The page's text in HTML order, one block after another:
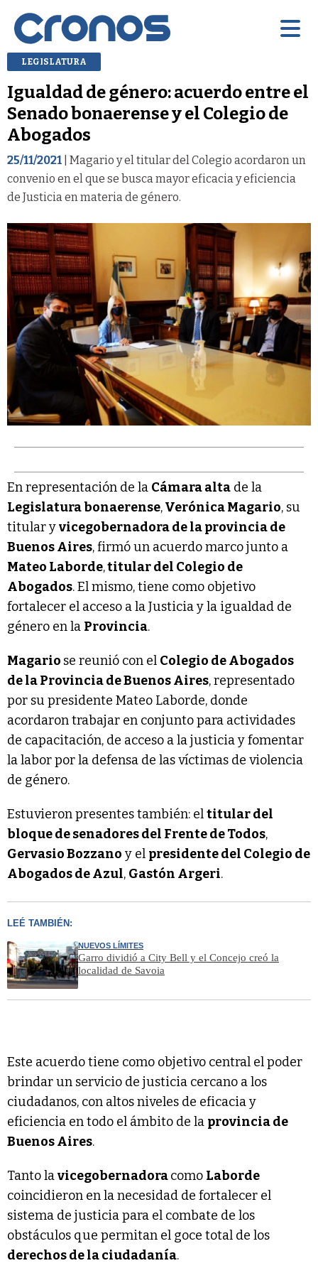
LEGISLATURA
Igualdad de género: acuerdo entre el
Senado bonaerense y el Colegio de
Abogados
25/11/2021 | Magario y el titular del Colegio acordaron un
convenio en el que se busca mayor eficacia y eficiencia
de Justicia en materia de género.
En representación de la Cámara alta de la
Legislatura bonaerense,Verónica Magario, su
titular yvicegobernadora de la provincia de
Buenos Aires, firmó un acuerdo marco junto a
Mateo Laborde,titular del Colegio de
Abogados. El mismo, tiene como objetivo
fortalecer el acceso a la Justicia y la igualdad de
género en la Provincia.
Magario se reunió con el Colegio de Abogados
de la Provincia de Buenos Aires, representado
por su presidente Mateo Laborde, donde
acordaron trabajar en conjunto para actividades
de capacitación, de acceso a la justicia y fomentar
la labor por la defensa de las víctimas de violencia
de género.
Estuvieron presentes también: eltitular del
bloque de senadores del Frente de Todos,
Gervasio Bozzano y el presidente del Colegio de
Abogados de Azul, Gastón Argeri.
LEÉ TAMBIÉN:
NUEVOS LÍMITES
Garro dividió a City Bell y el Concejo creó la
localidad de Savoia
Este acuerdo tiene como objetivo central el poder
brindar un servicio de justicia cercano a los
ciudadanos, con altos niveles de eficacia y
eficiencia en todo el ámbito de la provincia de
Buenos Aires.
Tanto lavicegobernadoracomo Laborde
coincidieron en la necesidad de fortalecer el
sistema de justicia para el combate de los
obstáculos que permitan el goce total de los
derechos de la ciudadanía.